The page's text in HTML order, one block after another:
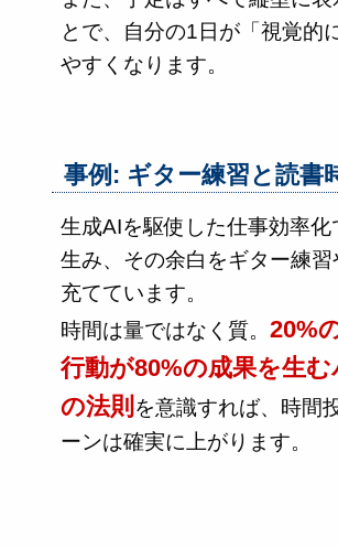
とで、自分の1日が「視覚的
やすくなります。
事例: ギター練習と読書
生成AIを駆使した仕事効率化
生み、その余白をギター練習
充てています。
時間は量ではなく質。 20%
行動が80%の成果を生む
の法則 を意識すれば、時間
ーンは確実に上がります。